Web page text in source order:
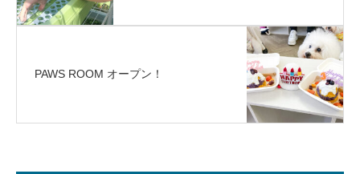
PAWS ROOM オープン！